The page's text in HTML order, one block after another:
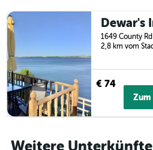
hat
die
den
durchschnittlichen
Zimmerpreis
anzeigt.
2,8 km vom
€ 74
Weitere